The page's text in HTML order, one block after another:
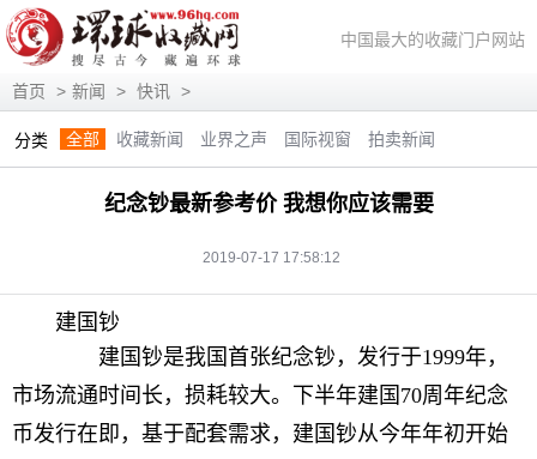
中国最大的收藏门户网站
首页 > 新闻 > 快讯 >
分类 全部 收藏新闻 业界之声 国际视窗
拍卖新闻
展会信息
艺术投资 人物访谈 评论观察
视频访谈
藏趣逸闻
艺术评论 快讯 滚动 动态
纪念钞最新参考价 我想你应该需要
2019-07-17 17:58:12
建国钞
建国钞是我国首张纪念钞，发行于1999年，
市场流通时间长，损耗较大。下半年建国70周年纪念
币发行在即，基于配套需求，建国钞从今年年初开始